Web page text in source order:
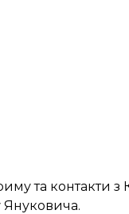
та контакти
Януковича.